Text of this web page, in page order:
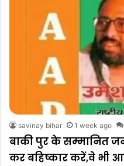
savinay bihar 1 week ago
बाकी पुर के सम्मानित
कर बहिष्कार करें,वे भी